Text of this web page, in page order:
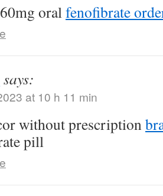
oralfenofibrate
says:
at 10 h 11 min
without prescription
pill